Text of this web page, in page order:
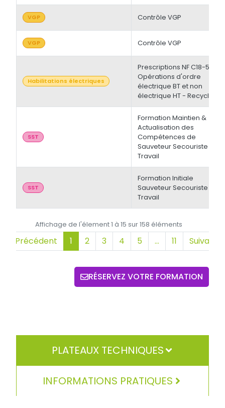
VGP Contrôle VGP
VGP Contrôle VGP
Habilitations électriques
Prescriptions NF C18-510 -
Opérations d'ordre
électrique BT et non
électrique HT - Recyclage
SST
Formation Maintien &
Actualisation des
Compétences de
Sauveteur Secouriste du
Travail
SST
Formation Initiale
Sauveteur Secouriste du
Travail
Affichage de l'élement 1 à 15 sur 158 éléments
Précédent 1 2 3 4 5 … 11 Suivant
RÉSERVEZ VOTRE FORMATION
PLATEAUX TECHNIQUES
INFORMATIONS PRATIQUES